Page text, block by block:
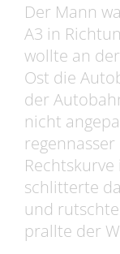
Der Mann
A3 in
wollte an
Ost die
der
nicht
schlitterte
und
prallte der